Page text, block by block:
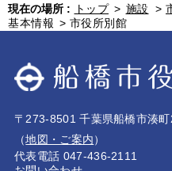
現在の場所 : トップ > 施設 >
基本情報 > 市役所別館
〒273-8501 千葉県船橋市湊
（地図・ご案内）
代表電話 047-436-2111